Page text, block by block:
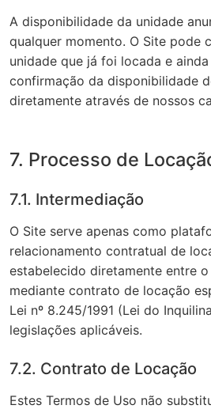
A disponibilidade da unidade
qualquer momento. O Site pode
unidade que já foi locada e
confirmação da disponibilidade
diretamente através de nossos
7. Processo de
7.1. Intermediação
O Site serve apenas como
relacionamento contratual de
estabelecido diretamente entre
mediante contrato de locação
Lei nº 8.245/1991 (Lei do
legislações aplicáveis.
7.2. Contrato de Locação
Estes Termos de Uso não